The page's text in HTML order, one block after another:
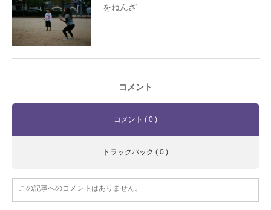
をねんざ
コメント
コメント ( 0 )
トラックバック ( 0 )
この記事へのコメントはありません。